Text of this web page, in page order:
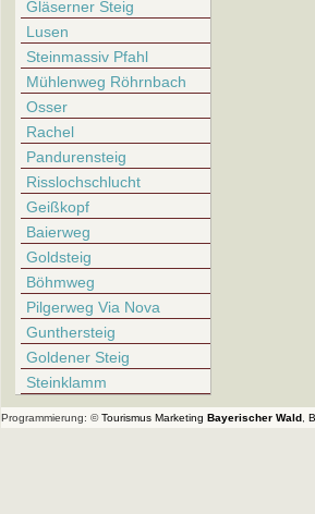
Gläserner Steig
Lusen
Steinmassiv Pfahl
Mühlenweg Röhrnbach
Osser
Rachel
Pandurensteig
Risslochschlucht
Geißkopf
Baierweg
Goldsteig
Böhmweg
Pilgerweg Via Nova
Gunthersteig
Goldener Steig
Steinklamm
Programmierung: ©Tourismus Marketing Bayerischer Wald